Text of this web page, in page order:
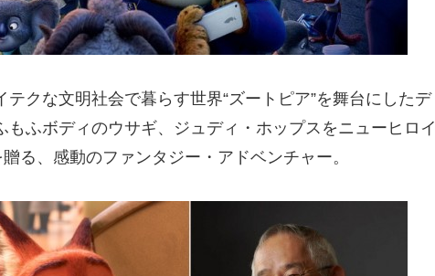
クな文明社会で暮らす世界“ズートピア”を舞台にしたデ
もふボディのウサギ、ジュディ・ホップスをニューヒロイ
る、感動のファンタジー・アドベンチャー。